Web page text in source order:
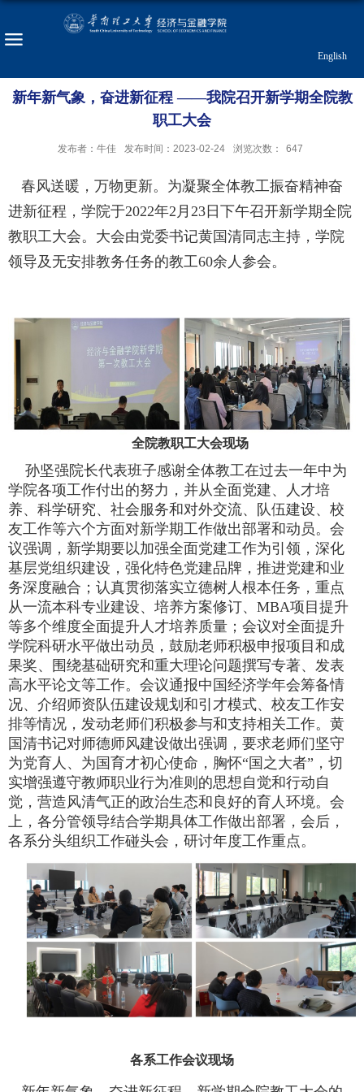
English
新年新气象，奋进新征程 ——我院召开新学期全院教
职工大会
发布者：牛佳 发布时间：2023-02-24 浏览次数： 647
春风送暖，万物更新。为凝聚全体教工振奋精神奋
进新征程，学院于2022年2 月 23 日下午召开新学期全院
教职工大会。大会由党委书记黄国清同志主持，学院
领导及无安排教务任务的教工60余人参会。
全院教职工大会现场
孙坚强院长代表班子感谢全体教工在过去一年中为
学院各项工作付出的努力，并从全面党建、人才培
养、科学研究、社会服务和对外交流、队伍建设、校
友工作等六个方面对新学期工作做出部署和动员。会
议强调，新学期要以加强全面党建工作为引领，深化
基层党组织建设，强化特色党建品牌，推进党建和业
务深度融合；认真贯彻落实立德树人根本任务，重点
从一流本科专业建设、培养方案修订、 MBA项目提升
等多个维度全面提升人才培养质量；会议对全面提升
学院科研水平做出动员，鼓励老师积极申报项目和成
果奖、围绕基础研究和重大理论问题撰写专著、发表
高水平论文等工作。会议通报中国经济学年会筹备情
况、介绍师资队伍建设规划和引才模式、校友工作安
排等情况，发动老师们积极参与和支持相关工作。黄
国清书记对师德师风建设做出强调，要求老师们坚守
为党育人、为国育才初心使命，胸怀“国之大者”，切
实增强遵守教师职业行为准则的思想自觉和行动自
觉，营造风清气正的政治生态和良好的育人环境。会
上，各分管领导结合学期具体工作做出部署，会后，
各系分头组织工作碰头会，研讨年度工作重点。
各系工作会议现场